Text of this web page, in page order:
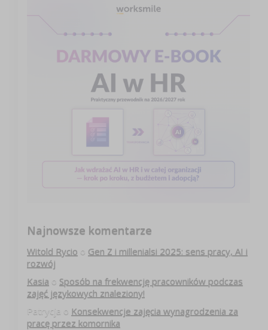
Najnowsze komentarze
Witold Rycio o Gen Z i millenialsi 2025: sens pracy, AI i
rozwój
Kasia o Sposób na frekwencję pracowników podczas
zajęć językowych znaleziony!
Patrycja o Konsekwencje zajęcia wynagrodzenia za
pracę przez komornika